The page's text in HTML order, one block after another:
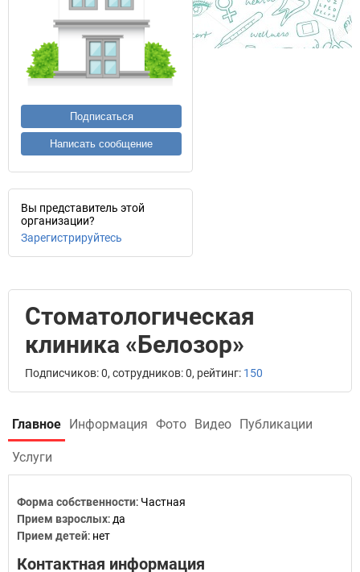
Подписаться
Написать сообщение
Вы представитель этой
организации?
Зарегистрируйтесь
Стоматологическая
клиника «Белозор»
Подписчиков: 0, сотрудников: 0, рейтинг: 150
Главное Информация Фото Видео Публикации
Услуги
Форма собственности: Частная
Прием взрослых: да
Прием детей: нет
Контактная информация